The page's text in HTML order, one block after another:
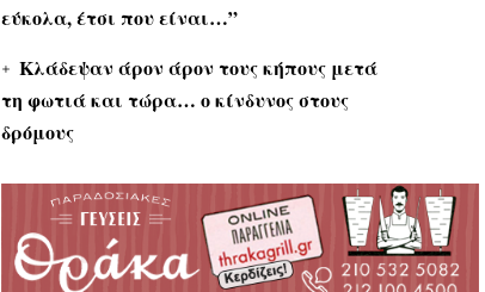
εύκολα, έτσι που είναι…”
Κλάδεψαν άρον άρον τους κήπους μετά
τη φωτιά και τώρα… ο κίνδυνος στους
δρόμους